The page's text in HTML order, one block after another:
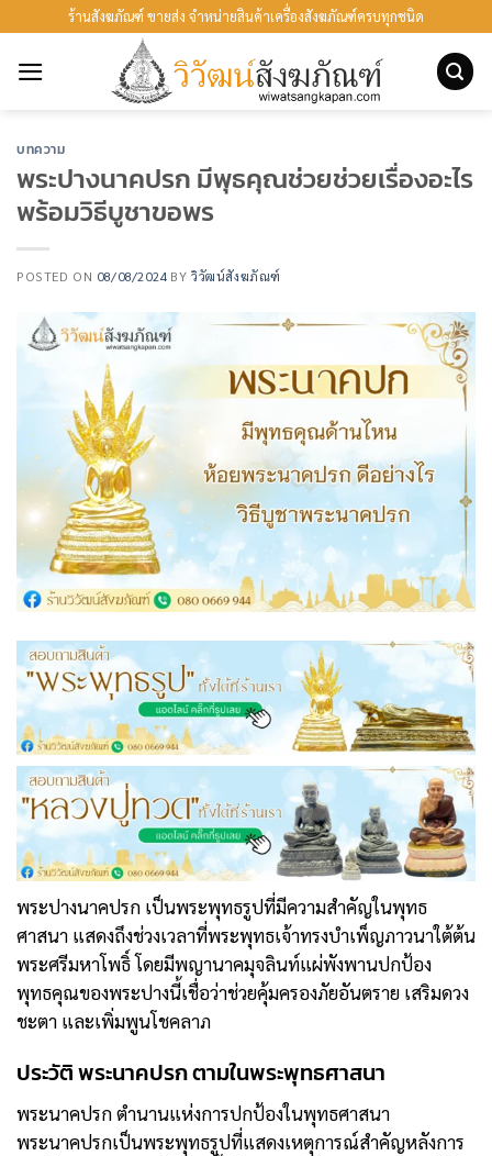
ร้านสังฆภัณฑ์ ขายส่ง จำหน่ายสินค้าเครื่องสังฆภัณฑ์ครบทุกชนิด
บทความ
พระปางนาคปรก มีพุธคุณช่วยช่วยเรื่องอะไร
พร้อมวิธีบูชาขอพร
POSTED ON 08/08/2024 BYวิวัฒน์สังฆภัณฑ์
พระปางนาคปรก เป็นพระพุทธรูปที่มีความสำคัญในพุทธ
ศาสนา แสดงถึงช่วงเวลาที่พระพุทธเจ้าทรงบำเพ็ญภาวนาใต้ต้น
พระศรีมหาโพธิ์ โดยมีพญานาคมุจลินท์แผ่พังพานปกป้อง
พุทธคุณของพระปางนี้เชื่อว่าช่วยคุ้มครองภัยอันตราย เสริมดวง
ชะตา และเพิ่มพูนโชคลาภ
ประวัติ พระนาคปรก ตามในพระพุทธศาสนา
พระนาคปรก ตำนานแห่งการปกป้องในพุทธศาสนา
พระนาคปรกเป็นพระพุทธรูปที่แสดงเหตุการณ์สำคัญหลังการ